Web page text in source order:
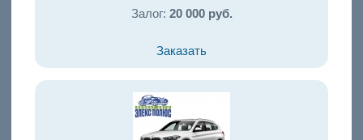
Залог: 20 000 руб.
Заказать